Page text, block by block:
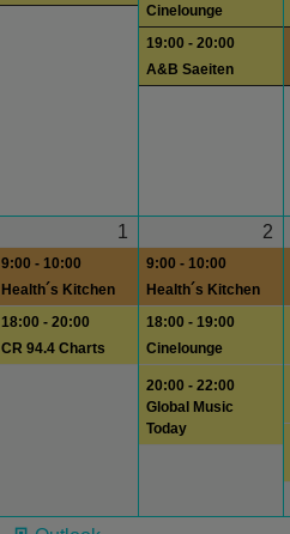
Cinelounge
19:00 - 20:00
A&B Saeiten
1
9:00 - 10:00
Health´s Kitchen
18:00 - 20:00
CR 94.4 Charts
2
9:00 - 10:00
Health´s Kitchen
18:00 - 19:00
Cinelounge
20:00 - 22:00
Global Music
Today